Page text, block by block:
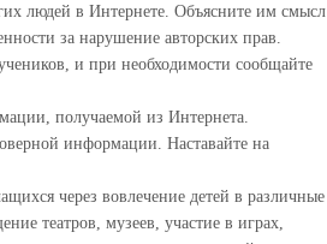
людей в Интернете. Объясните им смысл
за нарушение авторских прав.
и при необходимости сообщайте
получаемой из Интернета.
информации. Наставайте на
через вовлечение детей в различные
театров, музеев, участие в играх,